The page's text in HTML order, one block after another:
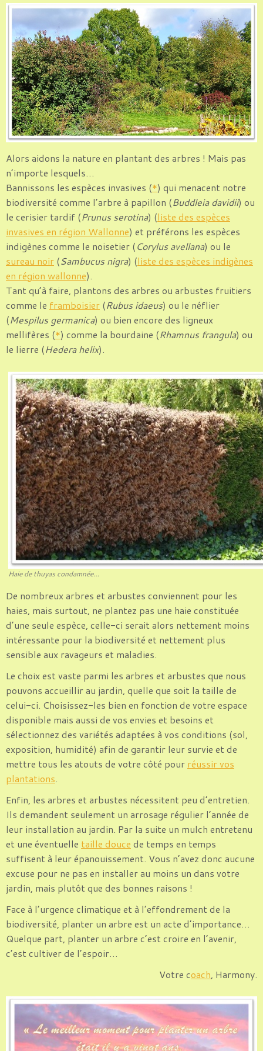
Alors aidons la nature en plantant des arbres ! Mais pas
n’importe lesquels…
Bannissons les espèces invasives (*) qui menacent notre
biodiversité comme l’arbre à papillon (Buddleia davidii) ou
le cerisier tardif (Prunus serotina) (liste des espèces
invasives en région Wallonne) et préférons les espèces
indigènes comme le noisetier (Corylus avellana) ou le
sureau noir (Sambucus nigra) (liste des espèces indigènes
en région wallonne).
Tant qu’à faire, plantons des arbres ou arbustes fruitiers
comme le framboisier (Rubus idaeus) ou le néflier
(Mespilus germanica) ou bien encore des ligneux
mellifères (*) comme la bourdaine (Rhamnus frangula) ou
le lierre (Hedera helix).
Haie de thuyas condamnée…
De nombreux arbres et arbustes conviennent pour les
haies, mais surtout, ne plantez pas une haie constituée
d’une seule espèce, celle-ci serait alors nettement moins
intéressante pour la biodiversité et nettement plus
sensible aux ravageurs et maladies.
Le choix est vaste parmi les arbres et arbustes que nous
pouvons accueillir au jardin, quelle que soit la taille de
celui-ci. Choisissez-les bien en fonction de votre espace
disponible mais aussi de vos envies et besoins et
sélectionnez des variétés adaptées à vos conditions (sol,
exposition, humidité) afin de garantir leur survie et de
mettre tous les atouts de votre côté pour réussir vos
plantations.
Enfin, les arbres et arbustes nécessitent peu d’entretien.
Ils demandent seulement un arrosage régulier l’année de
leur installation au jardin. Par la suite un mulch entretenu
et une éventuelle taille douce de temps en temps
suffisent à leur épanouissement. Vous n’avez donc aucune
excuse pour ne pas en installer au moins un dans votre
jardin, mais plutôt que des bonnes raisons !
Face à l’urgence climatique et à l’effondrement de la
biodiversité, planter un arbre est un acte d’importance…
Quelque part, planter un arbre c’est croire en l’avenir,
c’est cultiver de l’espoir…
Votre coach, Harmony.